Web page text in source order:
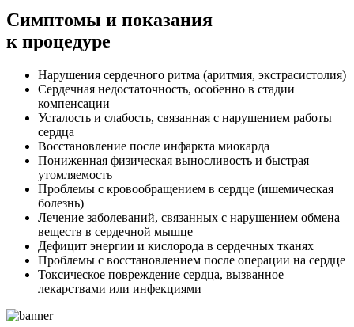
Симптомы и показания
к процедуре
Нарушения сердечного ритма (аритмия, экстрасистолия)
Сердечная недостаточность, особенно в стадии
компенсации
Усталость и слабость, связанная с нарушением работы
сердца
Восстановление после инфаркта миокарда
Пониженная физическая выносливость и быстрая
утомляемость
Проблемы с кровообращением в сердце (ишемическая
болезнь)
Лечение заболеваний, связанных с нарушением обмена
веществ в сердечной мышце
Дефицит энергии и кислорода в сердечных тканях
Проблемы с восстановлением после операции на сердце
Токсическое повреждение сердца, вызванное
лекарствами или инфекциями